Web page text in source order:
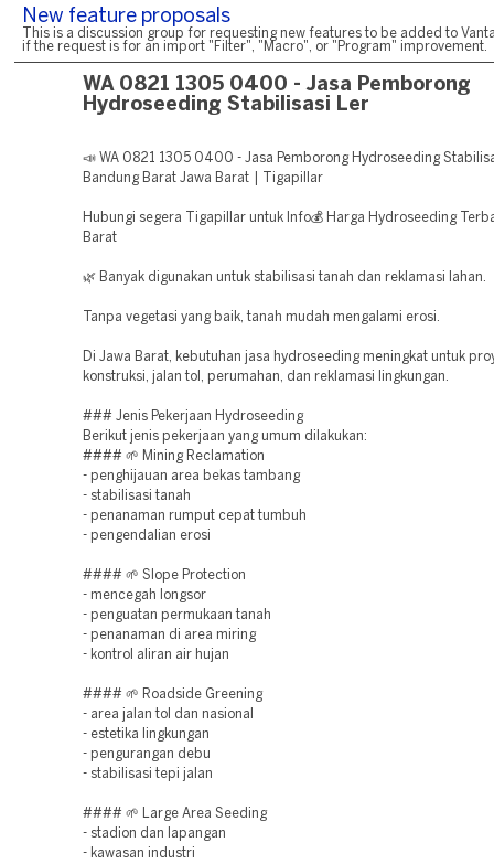
New feature proposals
This is a discussion group for requesting new features to be added to
if the request is for an import "Filter", "Macro", or "Program" improvement.
WA 0821 1305 0400 - Jasa Pemborong
Hydroseeding Stabilisasi Ler
📣 WA 0821 1305 0400 - Jasa Pemborong Hydroseeding
Bandung Barat Jawa Barat | Tigapillar
Hubungi segera Tigapillar untuk Info💰 Harga Hydroseeding
Barat
🌿 Banyak digunakan untuk stabilisasi tanah dan reklamasi lahan.
Tanpa vegetasi yang baik, tanah mudah mengalami erosi.
Di Jawa Barat, kebutuhan jasa hydroseeding meningkat untuk
konstruksi, jalan tol, perumahan, dan reklamasi lingkungan.
### Jenis Pekerjaan Hydroseeding
Berikut jenis pekerjaan yang umum dilakukan:
#### 🌱 Mining Reclamation
- penghijauan area bekas tambang
- stabilisasi tanah
- penanaman rumput cepat tumbuh
- pengendalian erosi
#### 🌱 Slope Protection
- mencegah longsor
- penguatan permukaan tanah
- penanaman di area miring
- kontrol aliran air hujan
#### 🌱 Roadside Greening
- area jalan tol dan nasional
- estetika lingkungan
- pengurangan debu
- stabilisasi tepi jalan
#### 🌱 Large Area Seeding
- stadion dan lapangan
- kawasan industri